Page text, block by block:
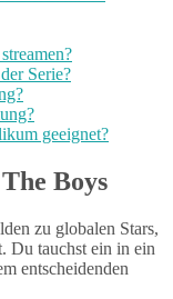
Serie?
geeignet?
Boys
zu globalen Stars,
Du tauchst ein in ein
entscheidenden